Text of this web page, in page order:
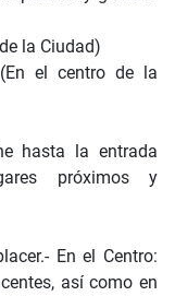
la Ciudad)
el centro de la
hasta la entrada
próximos y
En el Centro:
así como en